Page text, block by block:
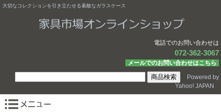
大切なコレクションを引き立たせる素敵なガラスケース
電話でのお問い合わせは
072-362-3067
メールでのお問い合わせはこちら
Powered by
Yahoo! JAPAN